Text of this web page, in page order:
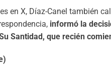
en X, Díaz-Canel también
informó la
Santidad, que recién